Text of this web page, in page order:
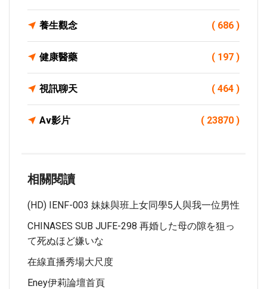
養生觀念 ( 686 )
健康醫藥 ( 197 )
視訊聊天 ( 464 )
Av影片 ( 23870 )
相關閱讀
(HD) IENF-003 妹妹與班上女同學5人與我一位男性
CHINASES SUB JUFE-298 再婚した母の隙を狙っ
て死ぬほど嫌いな
在線直播秀場大尺度
Eney伊莉論壇首頁